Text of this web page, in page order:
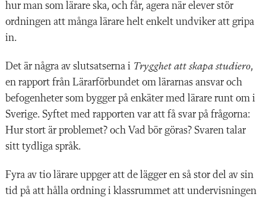
hur man som lärare ska, och får, agera när elever stör
ordningen att många lärare helt enkelt undviker att gripa
in.
Det är några av slutsatserna i Trygghet att skapa studiero,
en rapport från Lärarförbundet om lärarnas ansvar och
befogenheter som bygger på enkäter med lärare runt om i
Sverige. Syftet med rapporten var att få svar på frågorna:
Hur stort är problemet? och Vad bör göras? Svaren talar
sitt tydliga språk.
Fyra av tio lärare uppger att de lägger en så stor del av sin
tid på att hålla ordning i klassrummet att undervisningen